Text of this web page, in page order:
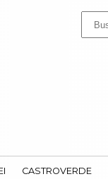
CASTROVERDE